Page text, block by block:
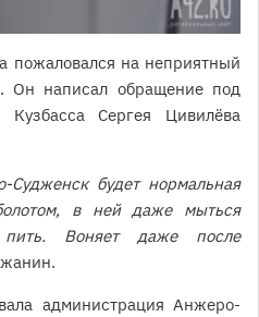
на неприятный
Он написал обращение под
Кузбасса Сергея Цивилёва
будет нормальная
в ней даже мыться
Воняет даже после
администрация Анжеро-